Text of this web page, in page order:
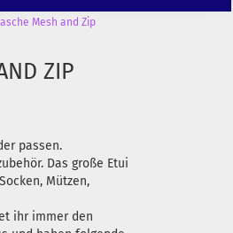
Mesh and Zip
ZIP
passen.
Das große Etui
Mützen,
ihr immer den